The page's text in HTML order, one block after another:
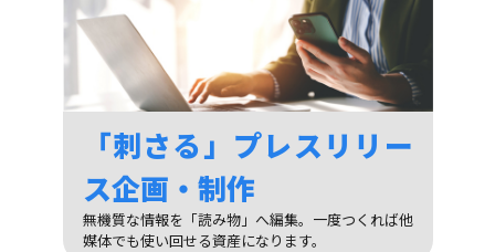
「刺さる」プレスリリー
ス企画・制作
無機質な情報を「読み物」へ編集。一度つくれば他
媒体でも使い回せる資産になります。